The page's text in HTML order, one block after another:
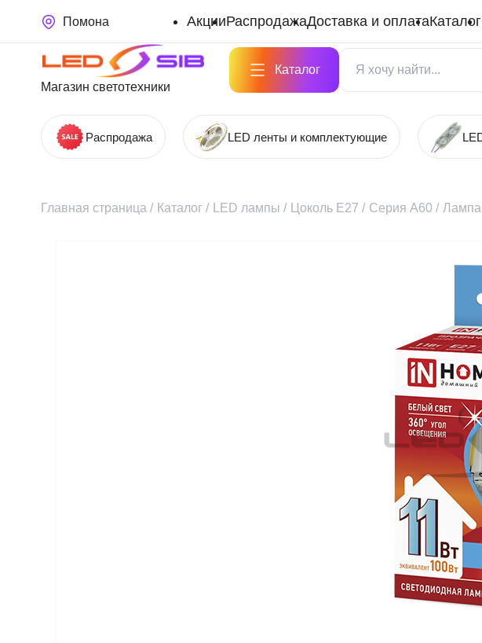
Помона АкцииРаспродажаДоставка и оплатаКаталог
Магазин светотехники
Каталог
Распродажа LED ленты и комплектующие
Главная страница / Каталог / LED лампы / Цоколь Е27 / Серия А60 / Лампа